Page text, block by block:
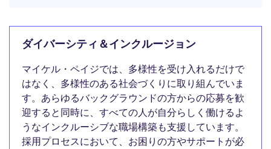
ダイバーシティ＆インクルージョン
マイケル・ペイジでは、多様性を受け入れるだけで
はなく、多様性のある社会づくりに取り組んでいま
す。あらゆるバックグラウンドの方からの応募を歓
迎すると同時に、すべての人が自分らしく働けるよ
うなインクルーシブな職場構築も支援しています。
採用プロセスにおいて、お困りの方やサポートが必